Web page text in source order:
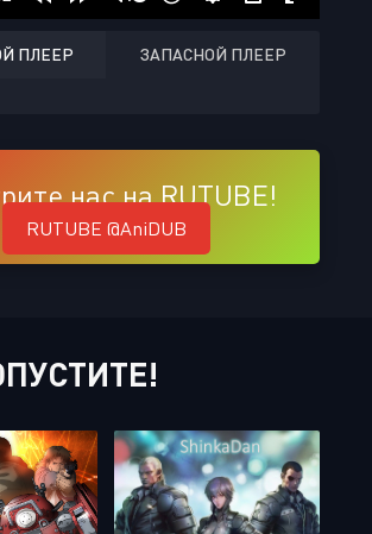
ПЛЕЕР ЗАПАСНОЙ ПЛЕЕР
нас на RUTUBE!
RUTUBE @AniDUB